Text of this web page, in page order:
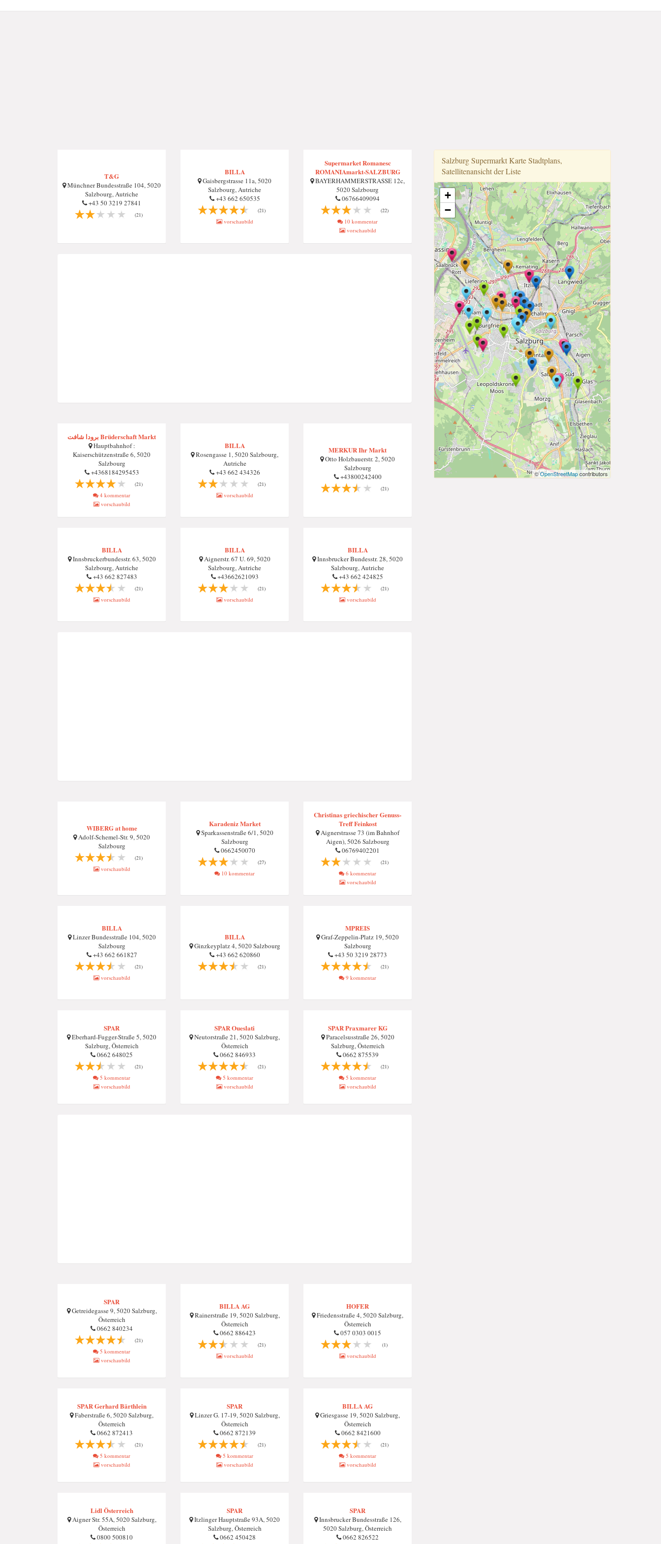
T&G
Münchner Bundesstraße 104, 5020
Salzbourg, Autriche
+43 50 3219 27841
(21)
BILLA
Gaisbergstrasse 11a, 5020
Salzbourg, Autriche
+43 662 650535
(21)
vorschaubild
Supermarket Romanesc
ROMANIAmarkt-SALZBURG
BAYERHAMMERSTRASSE 12c,
5020 Salzbourg
06766409094
(22)
10 kommentar
vorschaubild
برودا شافت Brüderschaft Markt
Hauptbahnhof :
Kaiserschützenstraße 6, 5020
Salzbourg
+4368184295453
(21)
4 kommentar
vorschaubild
BILLA
Rosengasse 1, 5020 Salzbourg,
Autriche
+43 662 434326
(21)
vorschaubild
MERKUR Ihr Markt
Otto Holzbauerstr. 2, 5020
Salzbourg
+43800242400
(21)
BILLA
Innsbruckerbundesstr. 63, 5020
Salzbourg, Autriche
+43 662 827483
(21)
vorschaubild
BILLA
Aignerstr. 67 U. 69, 5020
Salzbourg, Autriche
+43662621093
(21)
vorschaubild
BILLA
Innsbrucker Bundesstr. 28, 5020
Salzbourg, Autriche
+43 662 424825
(21)
vorschaubild
WIBERG at home
Adolf-Schemel-Str. 9, 5020
Salzbourg
(21)
vorschaubild
Karadeniz Market
Sparkassenstraße 6/1, 5020
Salzbourg
0662450070
(27)
10 kommentar
Christinas griechischer Genuss-
Treff Feinkost
Aignerstrasse 73 (im Bahnhof
Aigen), 5026 Salzbourg
06769402201
(21)
6 kommentar
vorschaubild
BILLA
Linzer Bundesstraße 104, 5020
Salzbourg
+43 662 661827
(21)
vorschaubild
BILLA
Ginzkeyplatz 4, 5020 Salzbourg
+43 662 620860
(21)
MPREIS
Graf-Zeppelin-Platz 19, 5020
Salzbourg
+43 50 3219 28773
(21)
9 kommentar
SPAR
Eberhard-Fugger-Straße 5, 5020
Salzburg, Österreich
0662 648025
(21)
5 kommentar
vorschaubild
SPAR Oueslati
Neutorstraße 21, 5020 Salzburg,
Österreich
0662 846933
(21)
5 kommentar
vorschaubild
SPAR Praxmarer KG
Paracelsusstraße 26, 5020
Salzburg, Österreich
0662 875539
(21)
5 kommentar
vorschaubild
SPAR
Getreidegasse 9, 5020 Salzburg,
Österreich
0662 840234
(21)
5 kommentar
vorschaubild
BILLA AG
Rainerstraße 19, 5020 Salzburg,
Österreich
0662 886423
(21)
vorschaubild
HOFER
Friedensstraße 4, 5020 Salzburg,
Österreich
057 0303 0015
(1)
vorschaubild
SPAR Gerhard Bärthlein
Faberstraße 6, 5020 Salzburg,
Österreich
0662 872413
(21)
5 kommentar
vorschaubild
SPAR
Linzer G. 17-19, 5020 Salzburg,
Österreich
0662 872139
(21)
5 kommentar
vorschaubild
BILLA AG
Griesgasse 19, 5020 Salzburg,
Österreich
0662 8421600
(21)
5 kommentar
vorschaubild
Lidl Österreich
Aigner Str. 55A, 5020 Salzburg,
Österreich
0800 500810
SPAR
Itzlinger Hauptstraße 93A, 5020
Salzburg, Österreich
0662 450428
SPAR
Innsbrucker Bundesstraße 126,
5020 Salzburg, Österreich
0662 826522
Salzburg Supermarkt Karte Stadtplans,
Satellitenansicht der Liste
+
−
©OpenStreetMapcontributors